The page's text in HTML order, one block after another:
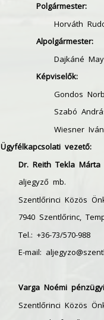
Polgármester:
Horváth
Alpolgármester:
Dajkáné
Képviselők:
Gondos
Szabó
Wiesner Iván
Ügyfélkapcsolati vezető:
Dr. Reith Tekla Márta
aljegyző mb.
Szentlőrinci Közös
7940 Szentlőrinc,
Tel.: +36-73/570-988
E-mail:
Varga Noémi
Szentlőrinci Közös